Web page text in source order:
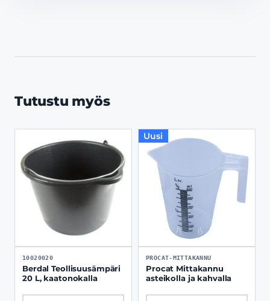
Tutustu myös
10020020
Berdal Teollisuusämpäri
20 L, kaatonokalla
Uusi
PROCAT-MITTAKANNU
Procat Mittakannu
asteikolla ja kahvalla